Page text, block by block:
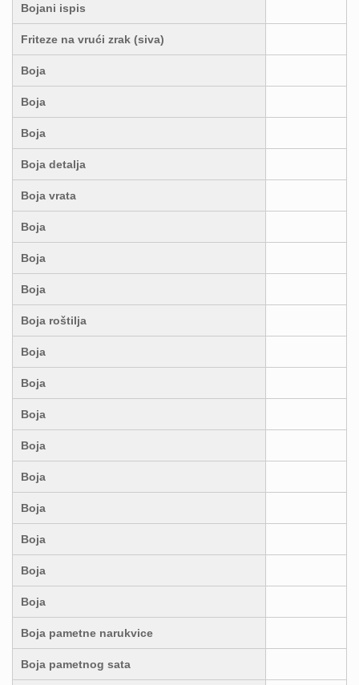
Bojani ispis
Friteze na vrući zrak (siva)
Boja
Boja
Boja
Boja detalja
Boja vrata
Boja
Boja
Boja
Boja roštilja
Boja
Boja
Boja
Boja
Boja
Boja
Boja
Boja
Boja
Boja pametne narukvice
Boja pametnog sata